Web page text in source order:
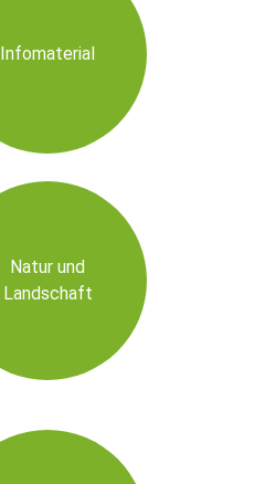
Infomaterial
Natur und
Landschaft